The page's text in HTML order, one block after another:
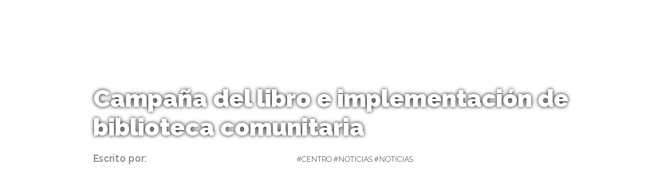
Campaña del libro e implementación de
biblioteca comunitaria
Escrito por: #CENTRO #NOTICIAS #NOTICIAS